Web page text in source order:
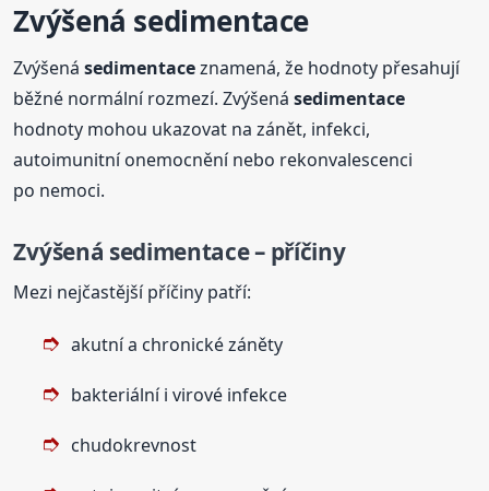
Zvýšená sedimentace
Zvýšenásedimentaceznamená, že hodnoty přesahují
běžné normální rozmezí. Zvýšenásedimentace
hodnoty mohou ukazovat na zánět, infekci,
autoimunitní onemocnění nebo rekonvalescenci
po nemoci.
Zvýšená sedimentace– příčiny
Mezi nejčastější příčiny patří:
akutní a chronické záněty
bakteriální i virové infekce
chudokrevnost